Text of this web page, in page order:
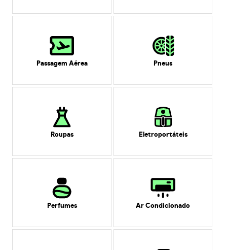
Passagem Aérea Pneus
Roupas Eletroportáteis
Perfumes Ar Condicionado